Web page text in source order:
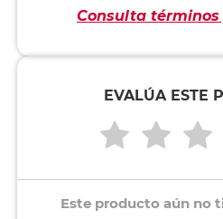
Consulta términos
EVALÚA ESTE
Este producto aún no